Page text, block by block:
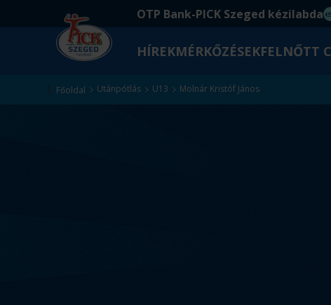
OTP Bank-PICK Szeged kézilabda
HÍREKMÉRKŐZÉSEKFELNŐTT
Főoldal Utánpótlás U13 Molnár Kristóf János